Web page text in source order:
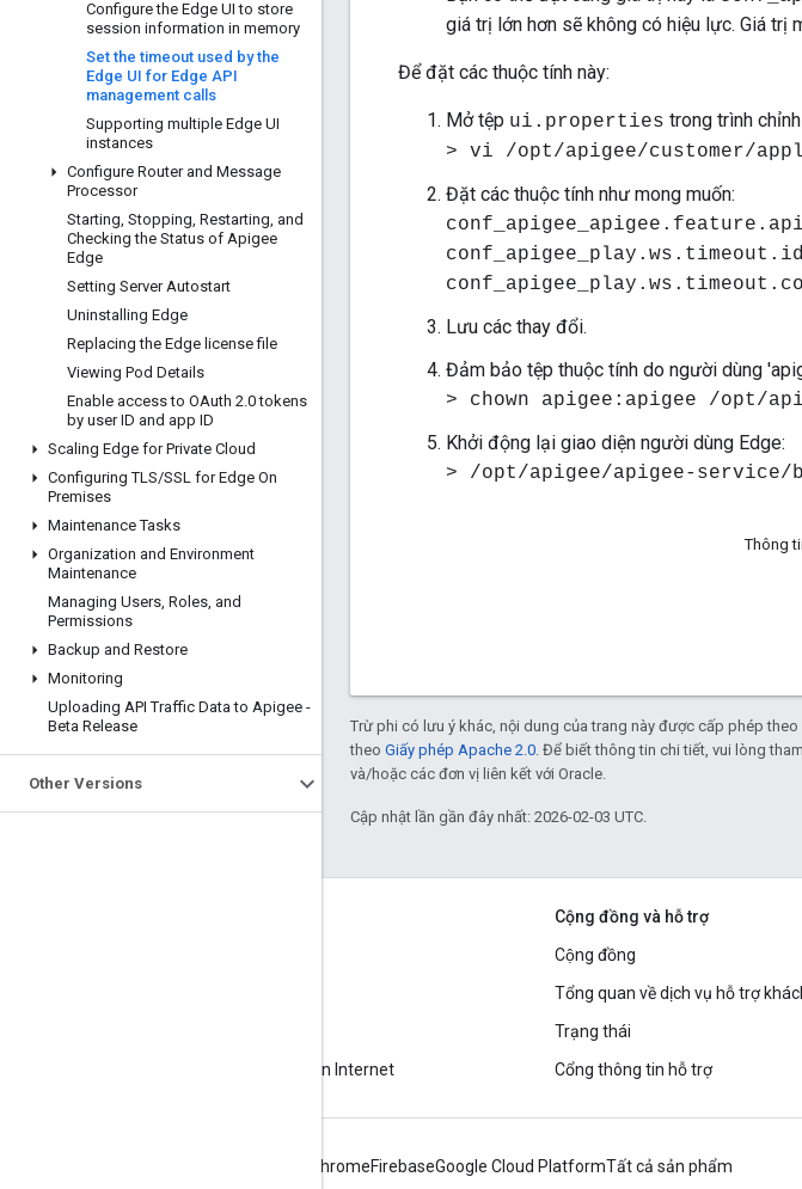
Configure the Edge UI to store
session information in memory
Set the timeout used by the
Edge UI for Edge API
management calls
Supporting multiple Edge UI
instances
Configure Router and Message
Processor
Starting, Stopping, Restarting, and
Checking the Status of Apigee
Edge
Setting Server Autostart
Uninstalling Edge
Replacing the Edge license file
Viewing Pod Details
Enable access to OAuth 2.0 tokens
by user ID and app ID
Scaling Edge for Private Cloud
Configuring TLS/SSL for Edge On
Premises
Maintenance Tasks
Organization and Environment
Maintenance
Managing Users, Roles, and
Permissions
Backup and Restore
Monitoring
Uploading API Traffic Data to Apigee -
Beta Release
Other Versions
giá trị lớn hơn sẽ không có hiệu lực. Giá trị
Để đặt các thuộc tính này:
Mở tệp ui.properties trong trình
> vi /opt/apigee/customer/
Đặt các thuộc tính như mong muốn:
Lưu các thay đổi.
Đảm bảo tệp thuộc tính do người dùng
> chown apigee:apigee /opt/
Khởi động lại giao diện người dùng Edge:
> /opt/apigee/apigee-
Thông
Trừ phi có lưu ý khác, nội dung của trang này được cấp phép theo
theo Giấy phép Apache 2.0. Để biết thông tin chi tiết, vui lòng
và/hoặc các đơn vị liên kết với Oracle.
Cập nhật lần gần đây nhất: 2026-02-03 UTC.
Sách điện tử và truyền hình trực tiếp trên Internet
Cộng đồng và hỗ trợ
Cộng đồng
Tổng quan về dịch vụ hỗ trợ
Trạng thái
Cổng thông tin hỗ trợ
ChromeFirebaseGoogle Cloud PlatformTất cả sản phẩm